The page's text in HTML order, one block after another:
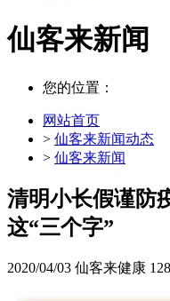
仙客来新闻
您的位置：
网站首页
> 仙客来新闻动态
> 仙客来新闻
清明小长假谨防
这“三个字”
2020/04/03 仙客来健康